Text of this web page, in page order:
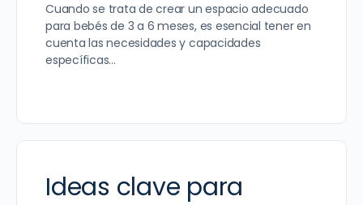
Cuando se trata de crear un espacio adecuado
para bebés de 3 a 6 meses, es esencial tener en
cuenta las necesidades y capacidades
específicas…
Ideas clave para